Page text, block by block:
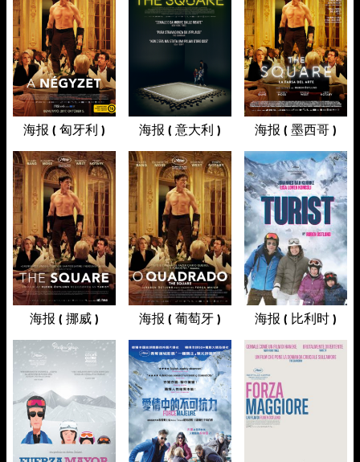
海报 ( 匈牙利 ) 海报 ( 意大利 ) 海报 ( 墨西哥 )
海报 ( 挪威 ) 海报 ( 葡萄牙 ) 海报 ( 比利时 )